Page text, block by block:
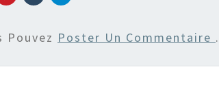
Pouvez Poster Un Commentaire .